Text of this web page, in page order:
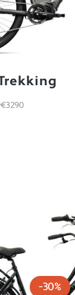
€3290
-30%